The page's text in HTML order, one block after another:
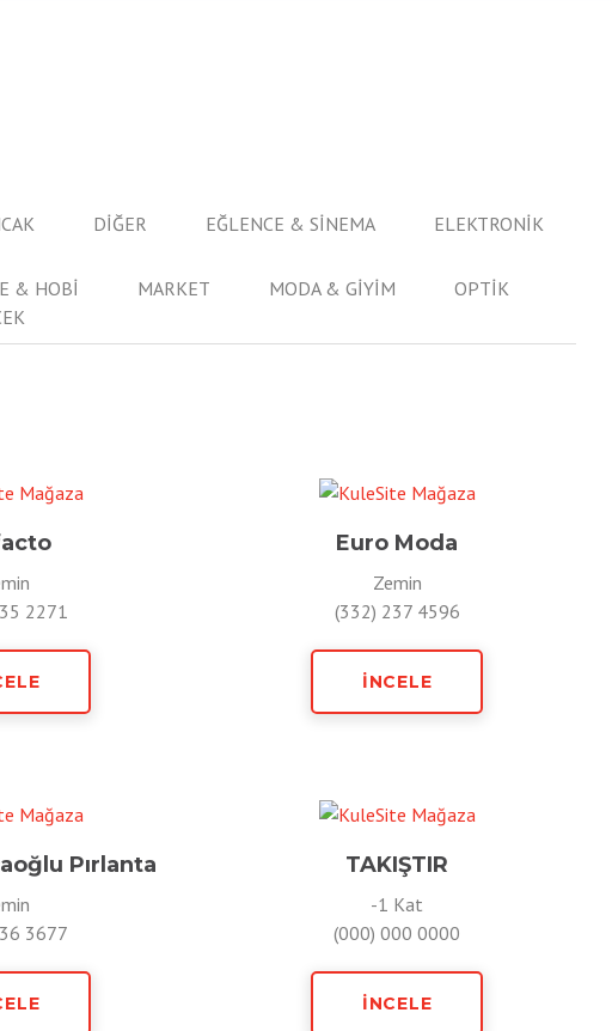
DİĞER EĞLENCE & SİNEMA ELEKTRONİK
& HOBİ MARKET MODA & GİYİM
OPTİK
2271
Euro Moda
Zemin
(332) 237 4596
İNCELE
Pırlanta
3677
TAKIŞTIR
-1 Kat
(000) 000 0000
İNCELE